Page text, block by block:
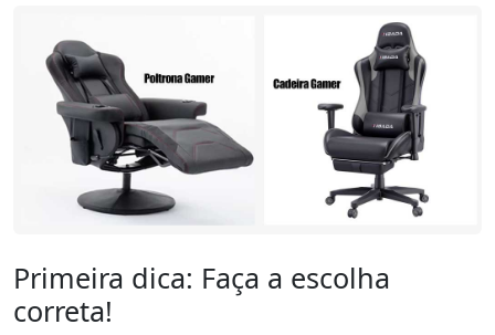
Primeira dica: Faça a escolha
correta!